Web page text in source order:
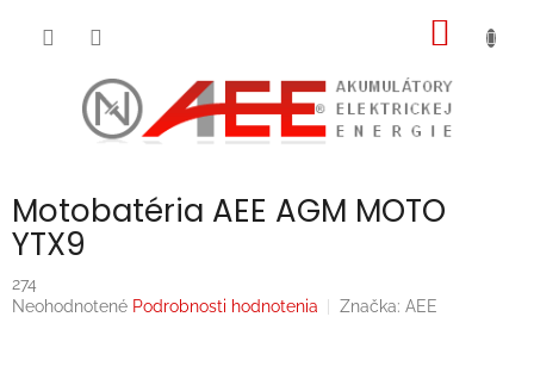
Motobatéria AEE AGM MOTO
YTX9
274
Priemerné
Neohodnotené Podrobnosti hodnotenia Značka: AEE